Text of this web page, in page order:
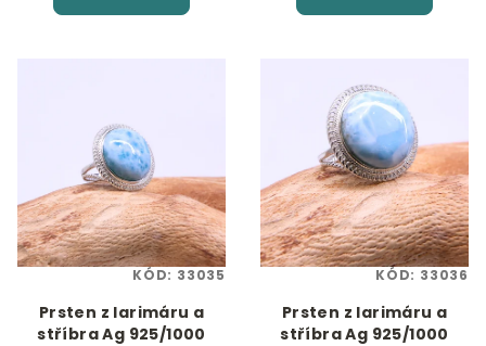
Prsten z larimáru a
stříbra Ag 925/1000
KÓD: 33035
Prsten z larimáru a
stříbra Ag 925/1000
KÓD: 33036